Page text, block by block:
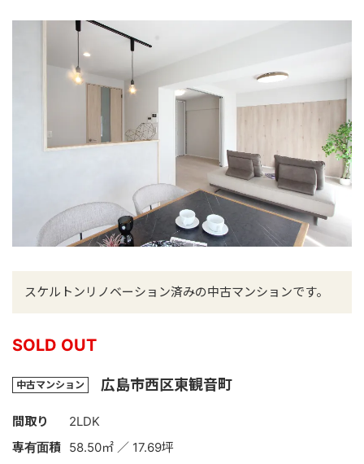
スケルトンリノベーション済みの中古マンションです。
SOLD OUT
中古マンション 広島市西区東観音町
間取り
2LDK
専有面積 58.50㎡ ／ 17.69坪